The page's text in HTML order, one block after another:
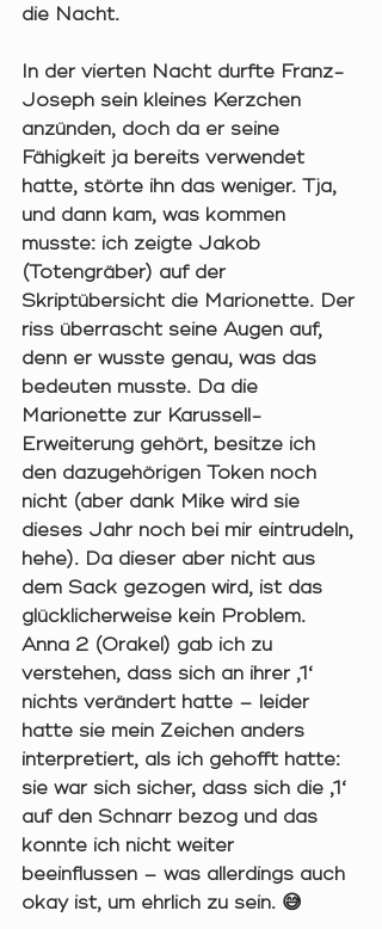
die Nacht.
In der vierten Nacht durfte Franz-
Joseph sein kleines Kerzchen
anzünden, doch da er seine
Fähigkeit ja bereits verwendet
hatte, störte ihn das weniger. Tja,
und dann kam, was kommen
musste: ich zeigte Jakob
(Totengräber) auf der
Skriptübersicht die Marionette. Der
riss überrascht seine Augen auf,
denn er wusste genau, was das
bedeuten musste. Da die
Marionette zur Karussell-
Erweiterung gehört, besitze ich
den dazugehörigen Token noch
nicht (aber dank Mike wird sie
dieses Jahr noch bei mir eintrudeln,
hehe). Da dieser aber nicht aus
dem Sack gezogen wird, ist das
glücklicherweise kein Problem.
Anna 2 (Orakel) gab ich zu
verstehen, dass sich an ihrer ‚1‘
nichts verändert hatte – leider
hatte sie mein Zeichen anders
interpretiert, als ich gehofft hatte:
sie war sich sicher, dass sich die ‚1‘
auf den Schnarr bezog und das
konnte ich nicht weiter
beeinflussen – was allerdings auch
okay ist, um ehrlich zu sein. 😅